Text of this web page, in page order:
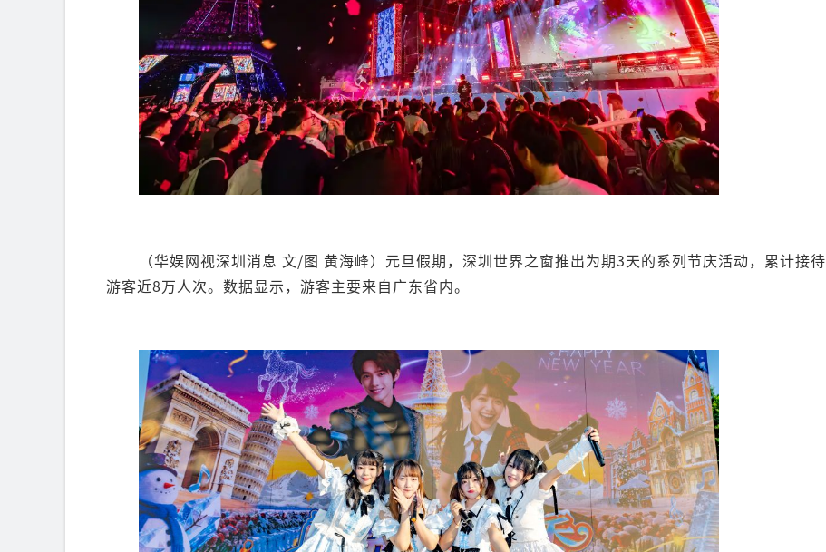
（华娱网视深圳消息 文/图 黄海峰）元旦假期，深圳世界之窗推出为期3天的系列节庆活动，累计接待
游客近8万人次。数据显示，游客主要来自广东省内。